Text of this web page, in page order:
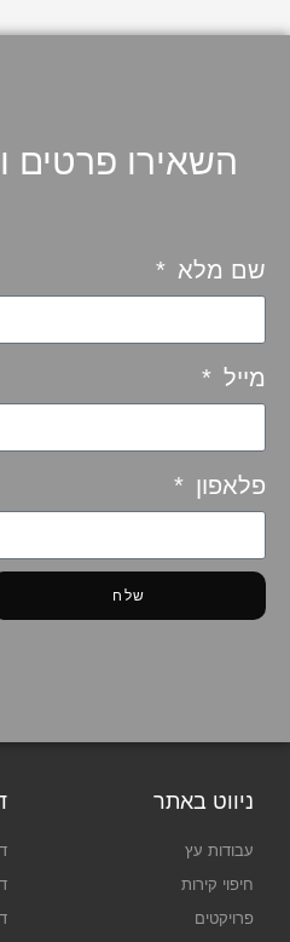
השאירו פרטים
שם מלא
מייל
פלאפון
שלח
ניווט באתר
עבודות עץ
חיפוי קירות
פרויקטים